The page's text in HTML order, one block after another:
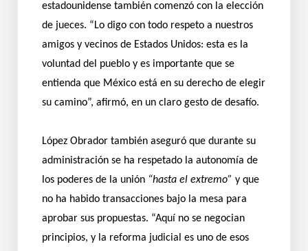
estadounidense también comenzó con la elección
de jueces. “Lo digo con todo respeto a nuestros
amigos y vecinos de Estados Unidos: esta es la
voluntad del pueblo y es importante que se
entienda que México está en su derecho de elegir
su camino”, afirmó, en un claro gesto de desafío.
López Obrador también aseguró que durante su
administración se ha respetado la autonomía de
los poderes de la unión “hasta el extremo” y que
no ha habido transacciones bajo la mesa para
aprobar sus propuestas. “Aquí no se negocian
principios, y la reforma judicial es uno de esos